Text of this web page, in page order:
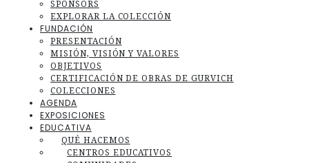
SPONSORS
EXPLORAR LA COLECCIÓN
FUNDACIÓN
PRESENTACIÓN
MISIÓN, VISIÓN Y VALORES
OBJETIVOS
CERTIFICACIÓN DE OBRAS DE GURVICH
COLECCIONES
AGENDA
EXPOSICIONES
EDUCATIVA
QUÉ HACEMOS
CENTROS EDUCATIVOS